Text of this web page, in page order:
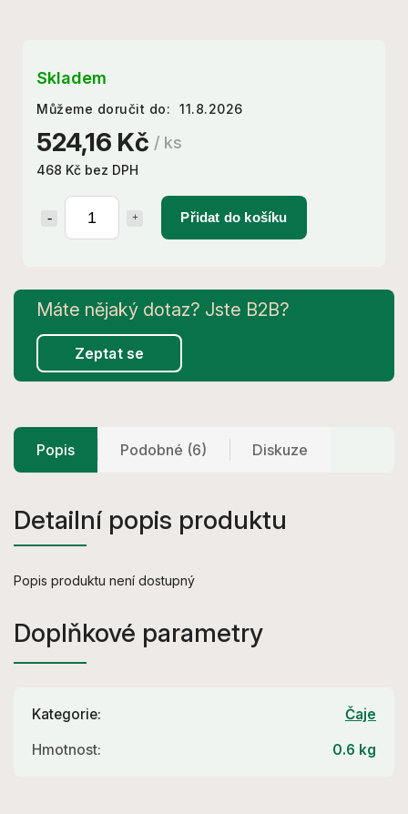
524,16 Kč / ks
468 Kč bez DPH
Přidat do košíku
Skladem
Můžeme doručit do: 11.8.2026
Zeptat se
Popis Podobné (6) Diskuze
Detailní popis produktu
Popis produktu není dostupný
Doplňkové parametry
Kategorie: Čaje
Hmotnost: 0.6 kg